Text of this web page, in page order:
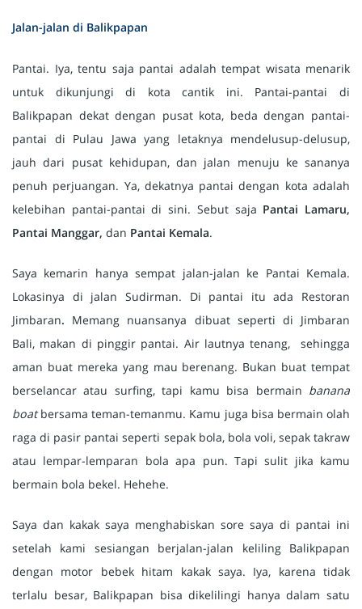
Jalan-jalan di Balikpapan
Pantai. Iya, tentu saja pantai adalah tempat wisata menarik
untuk dikunjungi di kota cantik ini. Pantai-pantai di
Balikpapan dekat dengan pusat kota, beda dengan pantai-
pantai di Pulau Jawa yang letaknya mendelusup-delusup,
jauh dari pusat kehidupan, dan jalan menuju ke sananya
penuh perjuangan. Ya, dekatnya pantai dengan kota adalah
kelebihan pantai-pantai di sini. Sebut saja Pantai Lamaru,
Pantai Manggar, dan Pantai Kemala.
Saya kemarin hanya sempat jalan-jalan ke Pantai Kemala.
Lokasinya di jalan Sudirman. Di pantai itu ada Restoran
Jimbaran. Memang nuansanya dibuat seperti di Jimbaran
Bali, makan di pinggir pantai. Air lautnya tenang, sehingga
aman buat mereka yang mau berenang. Bukan buat tempat
berselancar atau surfing, tapi kamu bisa bermain banana
boatbersama teman-temanmu. Kamu juga bisa bermain olah
raga di pasir pantai seperti sepak bola, bola voli, sepak takraw
atau lempar-lemparan bola apa pun. Tapi sulit jika kamu
bermain bola bekel. Hehehe.
Saya dan kakak saya menghabiskan sore saya di pantai ini
setelah kami sesiangan berjalan-jalan keliling Balikpapan
dengan motor bebek hitam kakak saya. Iya, karena tidak
terlalu besar, Balikpapan bisa dikelilingi hanya dalam satu